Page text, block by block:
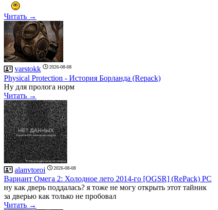
Читать →
varstokk 2026-08-08
Рhysical Рrotection - История Борланда (Repack)
Ну для пролога норм
Читать →
alanvtoroi 2026-08-08
Вариант Омега 2: Холодное лето 2014-го [OGSR] (RePack) PC
ну как дверь поддалась? я тоже не могу открыть этот тайник
за дверью как только не пробовал
Читать →